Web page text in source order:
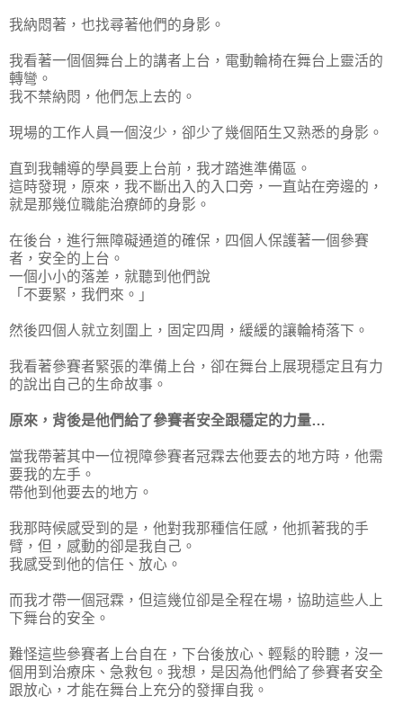
我納悶著，也找尋著他們的身影。
我看著一個個舞台上的講者上台，電動輪椅在舞台上靈活的
轉彎。
我不禁納悶，他們怎上去的。
現場的工作人員一個沒少，卻少了幾個陌生又熟悉的身影。
直到我輔導的學員要上台前，我才踏進準備區。
這時發現，原來，我不斷出入的入口旁，一直站在旁邊的，
就是那幾位職能治療師的身影。
在後台，進行無障礙通道的確保，四個人保護著一個參賽
者，安全的上台。
一個小小的落差，就聽到他們說
「不要緊，我們來。」
然後四個人就立刻圍上，固定四周，緩緩的讓輪椅落下。
我看著參賽者緊張的準備上台，卻在舞台上展現穩定且有力
的說出自己的生命故事。
原來，背後是他們給了參賽者安全跟穩定的力量…
當我帶著其中一位視障參賽者冠霖去他要去的地方時，他需
要我的左手。
帶他到他要去的地方。
我那時候感受到的是，他對我那種信任感，他抓著我的手
臂，但，感動的卻是我自己。
我感受到他的信任、放心。
而我才帶一個冠霖，但這幾位卻是全程在場，協助這些人上
下舞台的安全。
難怪這些參賽者上台自在，下台後放心、輕鬆的聆聽，沒一
個用到治療床、急救包。我想，是因為他們給了參賽者安全
跟放心，才能在舞台上充分的發揮自我。